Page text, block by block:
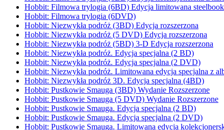
Hobbit: Filmowa trylogia (6BD) Edycja limitowana steelbook
Hobbit: Filmowa trylogia (6DVD)
Hobbit: Niezwykła podróż (3BD) Edycja rozszerzona
Hobbit: Niezwykła podróż (5 DVD) Edycja rozszerzona
Hobbit: Niezwykła podróż (5BD) 3-D Edycja rozszerzona
Hobbit: Niezwykła podróż. Edycja specjalna (2 BD)
Hobbit: Niezwykła podróż. Edycja specjalna (2 DVD)
Hobbit: Niezwykła podróż. Limitowana edycja specjalna z
Hobbit: Niezwykła podróż 3D. Edycja specjalna (4BD)
Hobbit: Pustkowie Smauga (3BD) Wydanie Rozszerzone
Hobbit: Pustkowie Smauga (5 DVD) Wydanie Rozszerzone
Hobbit: Pustkowie Smauga. Edycja specjalna (2 BD)
Hobbit: Pustkowie Smauga. Edycja specjalna (2 DVD)
Hobbit: Pustkowie Smauga. Limitowana edycja